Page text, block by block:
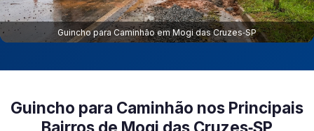
Guincho para Caminhão em Mogi das Cruzes‑SP
Guincho para Caminhão nos Principais